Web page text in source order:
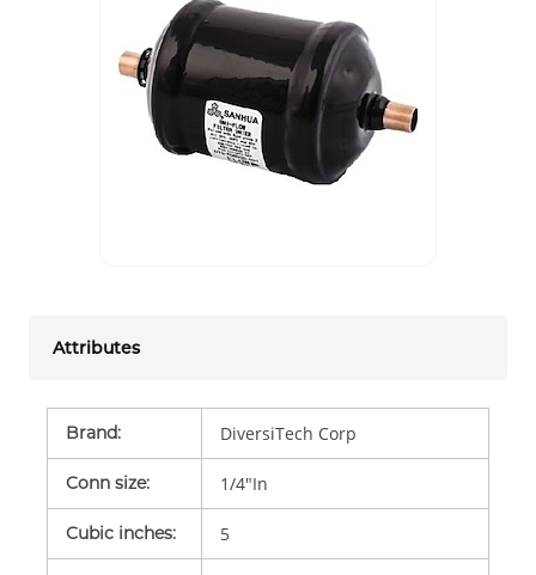
Attributes
Brand: DiversiTech Corp
Conn size: 1/4"In
Cubic inches: 5